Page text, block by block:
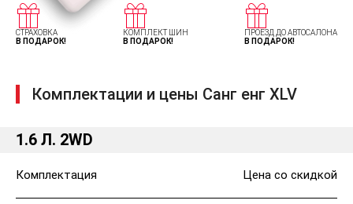
СТРАХОВКА
В ПОДАРОК!
КОМПЛЕКТ ШИН
В ПОДАРОК!
ПРОЕЗД ДО АВТОСАЛОНА
В ПОДАРОК!
Комплектации и цены Санг енг XLV
1.6 Л. 2WD
Комплектация Цена со скидкой